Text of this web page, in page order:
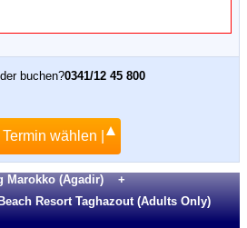
buchen?0341/12 45 800
Termin wählen |
Marokko (Agadir) +
Resort Taghazout (Adults Only)